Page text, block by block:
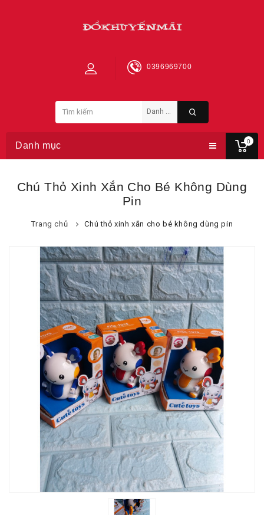
0
0396969700
Danh mục
Chú Thỏ Xinh Xắn Cho Bé Không Dùng
Pin
Trang chủ Chú thỏ xinh xắn cho bé không dùng pin